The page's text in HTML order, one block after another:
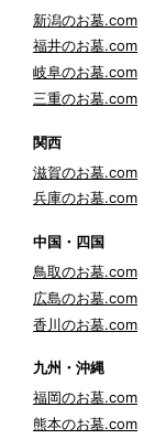
新潟のお墓.com
福井のお墓.com
岐阜のお墓.com
三重のお墓.com
関西
滋賀のお墓.com
兵庫のお墓.com
中国・四国
鳥取のお墓.com
広島のお墓.com
香川のお墓.com
九州・沖縄
福岡のお墓.com
熊本のお墓.com